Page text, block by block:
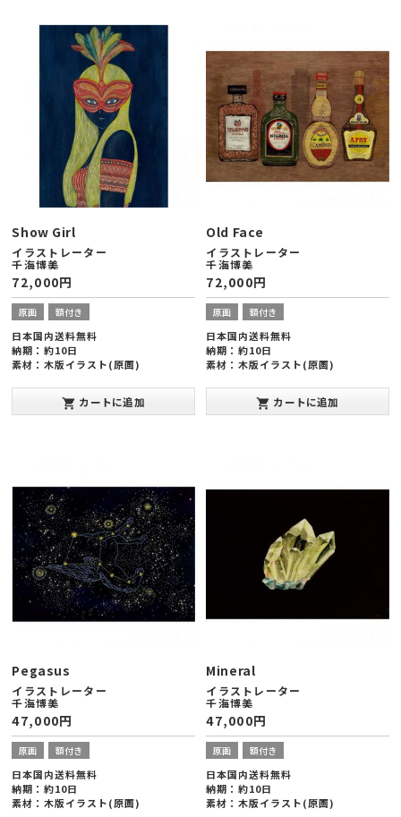
Show Girl
イラストレーター
千海博美
72,000円
原画 額付き
日本国内送料無料
納期：約10日
素材：木版イラスト(原画)
み20mm(半切版)
発表年：2013年10月
shopping_cart カートに追加
Old Face
イラストレーター
千海博美
72,000円
原画 額付き
日本国内送料無料
納期：約10日
素材：木版イラスト(原画)
み20mm(半切版)
発表年：2013年10月
shopping_cart カートに追加
Pegasus
イラストレーター
千海博美
47,000円
原画 額付き
日本国内送料無料
納期：約10日
素材：木版イラスト(原画)
Mineral
イラストレーター
千海博美
47,000円
原画 額付き
日本国内送料無料
納期：約10日
素材：木版イラスト(原画)